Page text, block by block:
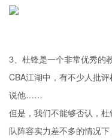
3、杜锋是一个非常优秀的
CBA江湖中，有不少人批
说他……
但是，我们不能够否认，
队阵容实力差不多的情况